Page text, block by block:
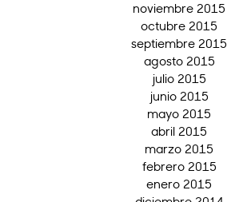
noviembre 2015
octubre 2015
septiembre 2015
agosto 2015
julio 2015
junio 2015
mayo 2015
abril 2015
marzo 2015
febrero 2015
enero 2015